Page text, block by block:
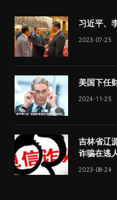
习近平、
2023-07-25
美国下任
2024-11-25
吉林省辽
诈骗在逃
2023-08-24